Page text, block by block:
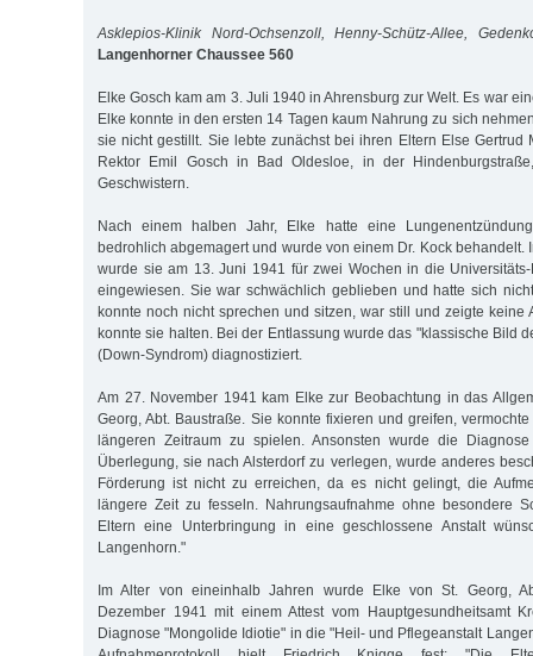
Asklepios-Klinik Nord-Ochsenzoll, Henny-Schütz-Allee,
Langenhorner Chaussee 560
Elke Gosch kam am 3. Juli 1940 in Ahrensburg zur Welt. Es war
Elke konnte in den ersten 14 Tagen kaum Nahrung zu sich
sie nicht gestillt. Sie lebte zunächst bei ihren Eltern Else Gertrud
Rektor Emil Gosch in Bad Oldesloe, in der
Geschwistern.
Nach einem halben Jahr, Elke hatte eine
bedrohlich abgemagert und wurde von einem Dr. Kock behandelt.
wurde sie am 13. Juni 1941 für zwei Wochen in die
eingewiesen. Sie war schwächlich geblieben und hatte sich
konnte noch nicht sprechen und sitzen, war still und zeigte keine
konnte sie halten. Bei der Entlassung wurde das "klassische Bild
(Down-Syndrom) diagnostiziert.
Am 27. November 1941 kam Elke zur Beobachtung in das
Georg, Abt. Baustraße. Sie konnte fixieren und greifen,
längeren Zeitraum zu spielen. Ansonsten wurde die
Überlegung, sie nach Alsterdorf zu verlegen, wurde anderes
Förderung ist nicht zu erreichen, da es nicht gelingt, die
längere Zeit zu fesseln. Nahrungsaufnahme ohne besondere
Eltern eine Unterbringung in eine geschlossene Anstalt
Langenhorn."
Im Alter von eineinhalb Jahren wurde Elke von St. Georg,
Dezember 1941 mit einem Attest vom Hauptgesundheitsamt
Diagnose "Mongolide Idiotie" in die "Heil- und Pflegeanstalt